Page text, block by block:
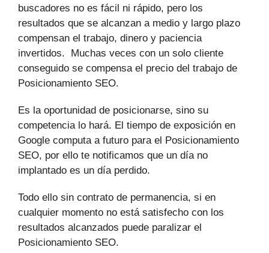
buscadores no es fácil ni rápido, pero los
resultados que se alcanzan a medio y largo plazo
compensan el trabajo, dinero y paciencia
invertidos. Muchas veces con un solo cliente
conseguido se compensa el precio del trabajo de
Posicionamiento SEO.
Es la oportunidad de posicionarse, sino su
competencia lo hará. El tiempo de exposición en
Google computa a futuro para el Posicionamiento
SEO, por ello te notificamos que un día no
implantado es un día perdido.
Todo ello sin contrato de permanencia, si en
cualquier momento no está satisfecho con los
resultados alcanzados puede paralizar el
Posicionamiento SEO.